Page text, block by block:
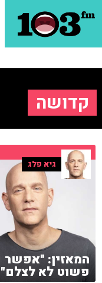
קדושה
גיא פלג
המאזין: "אפשר
פשוט לא לצלם"